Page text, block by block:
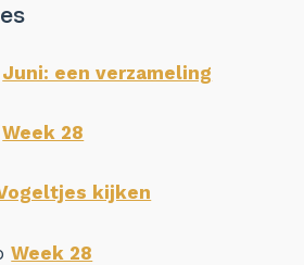
Juni: een verzameling
Week 28
kijken
Week 28